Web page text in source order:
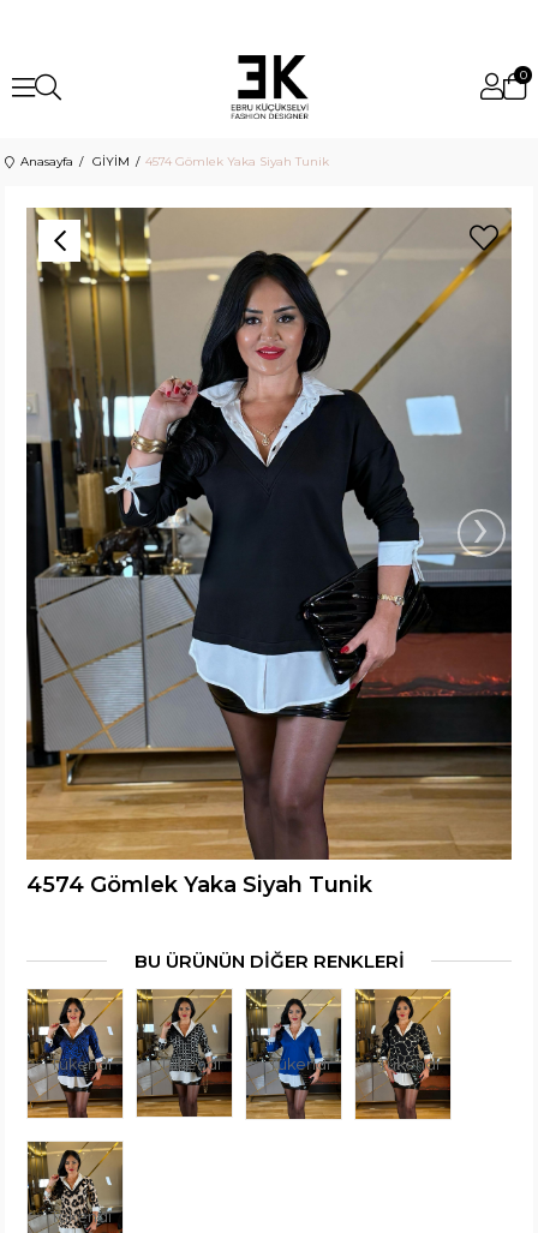
0
Anasayfa GİYİM 4574 Gömlek Yaka Siyah Tunik
›
4574 Gömlek Yaka Siyah Tunik
BU ÜRÜNÜN DİĞER RENKLERİ
Tükendi Tükendi Tükendi Tükendi
Tükendi